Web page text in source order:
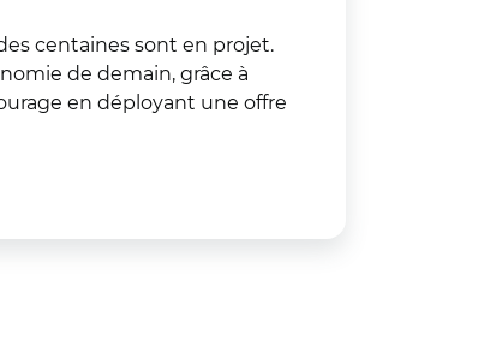
centaines sont en projet.
de demain, grâce à
en déployant une offre